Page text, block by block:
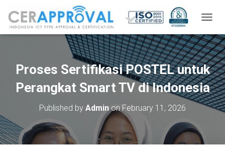
O
G
G
L
E
N
A
V
Proses Sertifikasi POSTEL untuk
Perangkat Smart TV di Indonesia
Published by Adminon February 11, 2026